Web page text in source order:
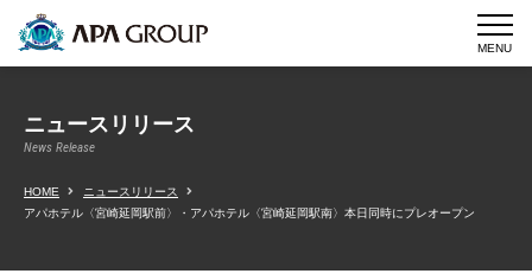
MENU
ニュースリリース
News Release
HOME
ニュースリリース
アパホテル〈宮崎延岡駅前〉・アパホテル〈宮崎延岡駅南〉本日同時にプレオープン